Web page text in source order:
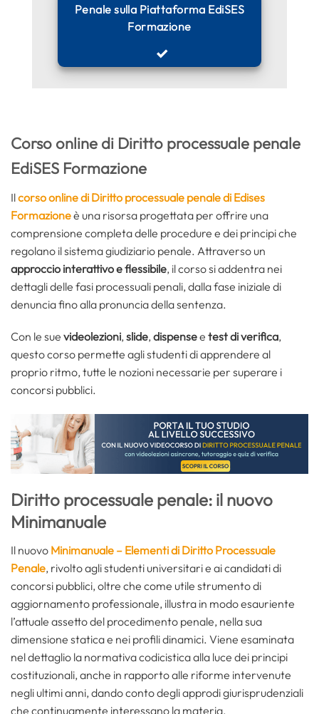
Penale sulla Piattaforma EdiSES
Formazione
Corso online di Diritto processuale penale
EdiSES Formazione
Ilcorso online di Diritto processuale penale di Edises
Formazioneè una risorsa progettata per offrire una
comprensione completa delle procedure e dei principi che
regolano il sistema giudiziario penale. Attraverso un
approccio interattivo e flessibile, il corso si addentra nei
dettagli delle fasi processuali penali, dalla fase iniziale di
denuncia fino alla pronuncia della sentenza.
Con le sue videolezioni,slide,dispensee test di verifica,
questo corso permette agli studenti di apprendere al
proprio ritmo, tutte le nozioni necessarie per superare i
concorsi pubblici.
Diritto processuale penale: il nuovo
Minimanuale
Il nuovo Minimanuale – Elementi di Diritto Processuale
Penale, rivolto agli studenti universitari e ai candidati di
concorsi pubblici, oltre che come utile strumento di
aggiornamento professionale, illustra in modo esauriente
l’attuale assetto del procedimento penale, nella sua
dimensione statica e nei profili dinamici. Viene esaminata
nel dettaglio la normativa codicistica alla luce dei principi
costituzionali, anche in rapporto alle riforme intervenute
negli ultimi anni, dando conto degli approdi giurisprudenziali
che continuamente interessano la materia.